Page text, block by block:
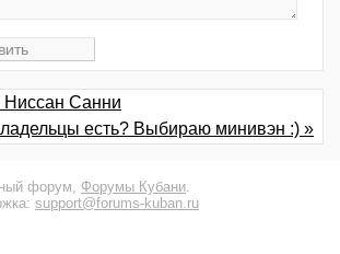
Ниссан Санни
есть? Выбираю минивэн :) »
форум, Форумы Кубани
support@forums-kuban.ru